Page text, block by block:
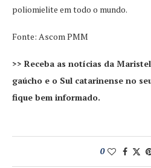
poliomielite em todo o mundo.
Fonte: Ascom PMM
>> Receba as notícias da
gaúcho e o Sul catarinense no
fique bem informado.
0